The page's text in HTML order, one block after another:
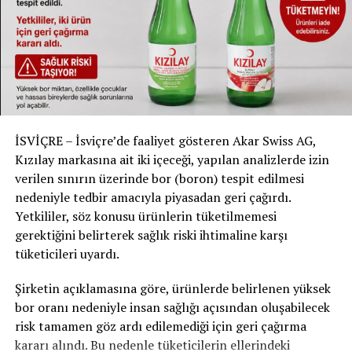
UP NEXT
YETKİLİLERE GÖRE CORONA VAKALARINDA YÜKSELİŞ: YENİ
DALGA KAPIDA MI?
DON'T MISS
ADAM EVİNE ALDIĞI UKRAYNALI GÖÇMEN KADINLA KAÇMA
PLANI YAPARKEN KARISIYLA MAHKEMELİK OLDU
İSVİÇRE – İsviçre’de faaliyet gösteren Akar Swiss AG,
Kızılay markasına ait iki içeceği, yapılan analizlerde izin
verilen sınırın üzerinde bor (boron) tespit edilmesi
nedeniyle tedbir amacıyla piyasadan geri çağırdı.
Yetkililer, söz konusu ürünlerin tüketilmemesi
gerektiğini belirterek sağlık riski ihtimaline karşı
tüketicileri uyardı.
Şirketin açıklamasına göre, ürünlerde belirlenen yüksek
bor oranı nedeniyle insan sağlığı açısından oluşabilecek
risk tamamen göz ardı edilemediği için geri çağırma
kararı alındı. Bu nedenle tüketicilerin ellerindeki